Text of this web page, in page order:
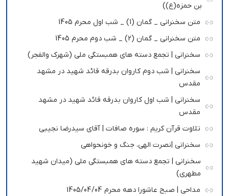
بن حمزه(ع))
متن سخنرانی _ گمان (1) _ شب اول محرم 1405
متن سخنرانی _ گمان (2) _ شب دوم محرم 1405
سخنرانی | تجمع دسته های همبستگی ملی (شهرک والفجر)
سخنرانی | شب دوم کاروان بدرقه قائد شهید در مشهد
مقدس
سخنرانی | شب اول کاروان بدرقه قائد شهید در مشهد
مقدس
تلاوت قرآن کریم : سوره صافات | آقای سیدرضا نجیبی
سخنرانی |نصرت الهی، جنگ و خونحواهی
سخنرانی | تجمع دسته های همبستگی ملی (میدان شهید
مطهری)
مداحی | صبح عاشورا دهه محرم 1405/04/04